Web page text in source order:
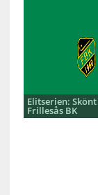
Elitserien:
Frillesås BK